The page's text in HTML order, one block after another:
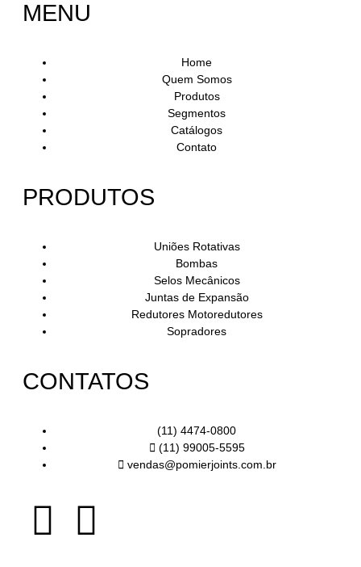
MENU
Home
Quem Somos
Produtos
Segmentos
Catálogos
Contato
PRODUTOS
Uniões Rotativas
Bombas
Selos Mecânicos
Juntas de Expansão
Redutores Motoredutores
Sopradores
CONTATOS
(11) 4474-0800
(11) 99005-5595
vendas@pomierjoints.com.br